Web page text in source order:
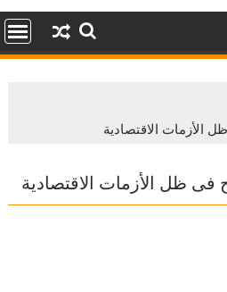
الأزمات الاقتصادية
ظل الأزمات الاقتصادية